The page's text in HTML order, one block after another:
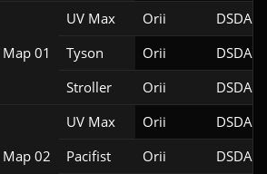
Map 01
UV Max Orii
DSDA-
Tyson
Orii
DSDA-
Stroller
Orii DSDA-
Map 02
UV Max Orii
DSDA-
Pacifist
Orii
DSDA-